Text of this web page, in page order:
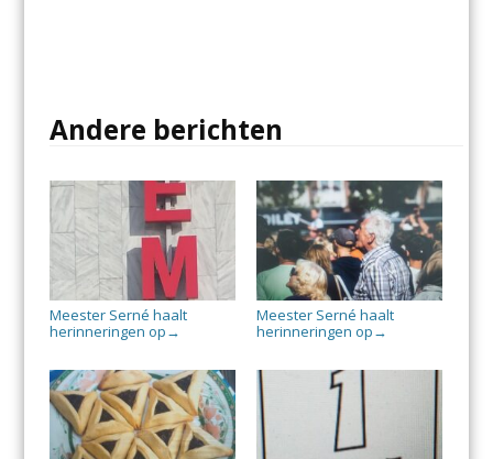
Andere berichten
Meester Serné haalt
herinneringen op →
Meester Serné haalt
herinneringen op →